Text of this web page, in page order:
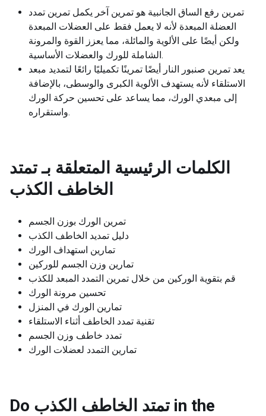
تمرين رفع الساق الجانبية هو تمرين آخر يكمل تمرين تمدد
العضلة المبعدة لأنه لا يعمل فقط على العضلات المبعدة
ولكن أيضًا على الألوية والمائلة، مما يعزز القوة والمرونة
الشاملة للورك والعضلات الأساسية.
يعد تمرين صنبور النار أيضًا تمرينًا تكميليًا رائعًا لتمديد مبعد
الاستلقاء لأنه يستهدف الألوية الكبرى والوسطى، بالإضافة
إلى مبعدي الورك، مما يساعد على تحسين حركة الورك
واستقراره.
الكلمات الرئيسية المتعلقة بـ تمتد
الخاطف الكذب
تمرين الورك بوزن الجسم
دليل تمديد الخاطف الكذب
تمارين استهداف الورك
تمارين وزن الجسم للوركين
قم بتقوية الوركين من خلال تمرين التمدد المبعد للكذب
تحسين مرونة الورك
تمارين الورك في المنزل
تقنية تمدد الخاطف أثناء الاستلقاء
تمدد خاطف وزن الجسم
تمارين التمدد لعضلات الورك
Do تمتد الخاطف الكذب in the